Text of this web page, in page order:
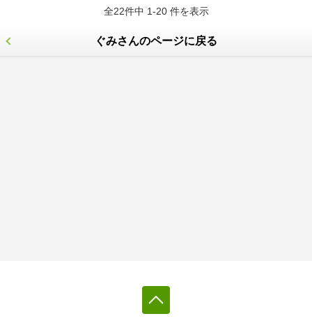
全22件中 1-20 件を表示
ぐみさんのページに戻る